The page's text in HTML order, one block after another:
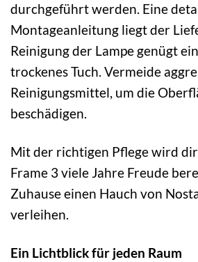
durchgeführt werden. Eine
Montageanleitung liegt der
Reinigung der Lampe genügt
trockenes Tuch. Vermeide
Reinigungsmittel, um die
beschädigen.
Mit der richtigen Pflege wird
Frame 3 viele Jahre Freude
Zuhause einen Hauch von
verleihen.
Ein Lichtblick für jeden Raum